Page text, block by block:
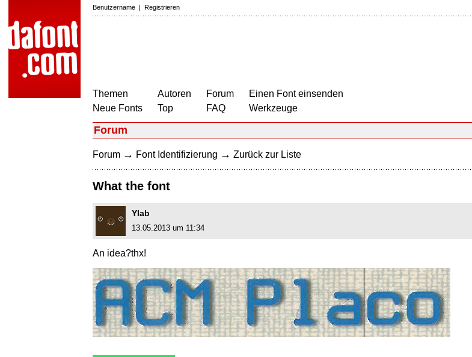
Benutzername | Registrieren
Themen
Neue Fonts
Autoren
Top
Forum
FAQ
Einen Font einsenden
Werkzeuge
Forum
Forum → Font Identifizierung → Zurück zur Liste
What the font
Ylab
13.05.2013 um 11:34
An idea?thx!